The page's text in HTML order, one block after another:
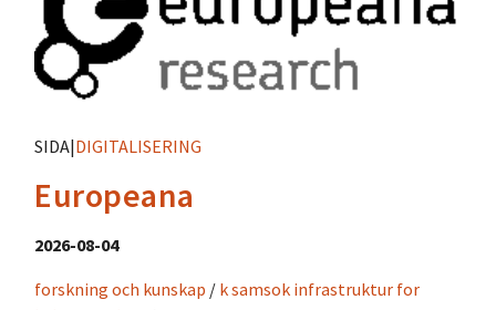
SIDA|DIGITALISERING
Europeana
2026-08-04
forskning och kunskap / k samsok infrastruktur for